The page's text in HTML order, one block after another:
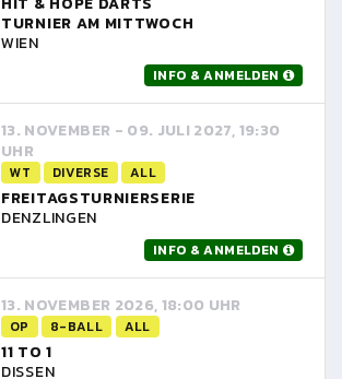
TURNIER AM MITTWOCH
WIEN
INFO & ANMELDEN
13. NOVEMBER - 09. JULI 2027, 19:30
UHR
WT DIVERSE ALL
FREITAGSTURNIERSERIE
DENZLINGEN
INFO & ANMELDEN
13. NOVEMBER 2026, 18:00 UHR
OP 8-BALL ALL
11 TO 1
DISSEN